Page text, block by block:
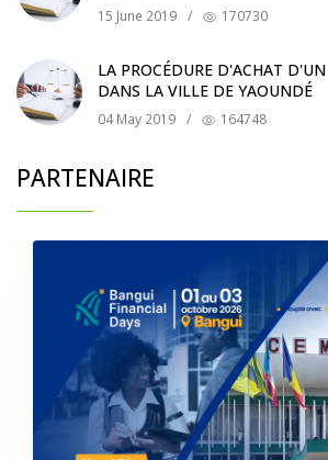
15 June 2019 / 170730
LA PROCÉDURE D'ACHAT
DANS LA VILLE DE YAOUNDÉ
04 May 2019 / 164748
PARTENAIRE